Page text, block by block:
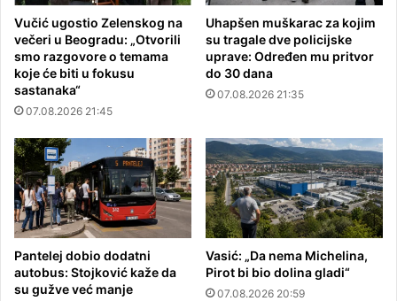
Vučić ugostio Zelenskog na
večeri u Beogradu: „Otvorili
smo razgovore o temama
koje će biti u fokusu
sastanaka“
07.08.2026 21:45
Uhapšen muškarac za kojim
su tragale dve policijske
uprave: Određen mu pritvor
do 30 dana
07.08.2026 21:35
Pantelej dobio dodatni
autobus: Stojković kaže da
su gužve već manje
Vasić: „Da nema Michelina,
Pirot bi bio dolina gladi“
07.08.2026 20:59